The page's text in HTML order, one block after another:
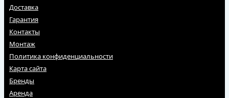
Доставка
Гарантия
Контакты
Монтаж
Политика конфиденциальности
Карта сайта
Бренды
Аренда